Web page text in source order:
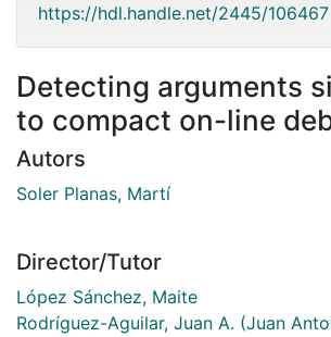
https://hdl.handle.net/2445/106467
Detecting arguments
to compact on-line
Autors
Soler Planas, Martí
Director/Tutor
López Sánchez, Maite
Rodríguez-Aguilar, Juan A. (Juan